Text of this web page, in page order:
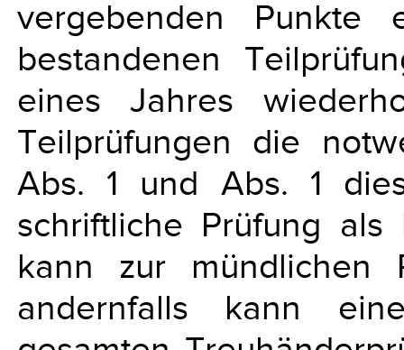
vergebenden
bestandenen
eines Jahres
Teilprüfungen die
Abs. 1 und Abs. 1
schriftliche Prüfung
kann zur mündlichen
andernfalls kann